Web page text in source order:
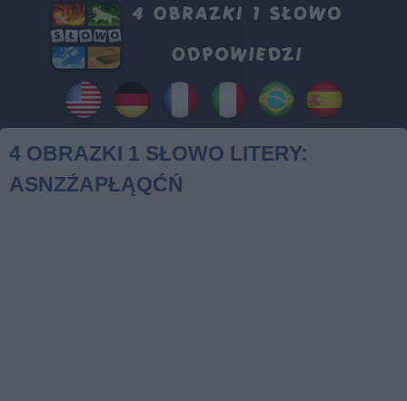
4 OBRAZKI 1 SŁOWO LITERY:
ASNZŹAPŁĄQĆŃ